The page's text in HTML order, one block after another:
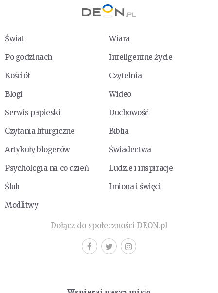
Świat
Wiara
Po godzinach
Inteligentne życie
Kościół
Czytelnia
Blogi
Wideo
Serwis papieski
Duchowość
Czytania liturgiczne
Biblia
Artykuły blogerów
Świadectwa
Psychologia na co dzień
Ludzie i inspiracje
Ślub
Imiona i święci
Modlitwy
Dołącz do społeczności DEON.pl